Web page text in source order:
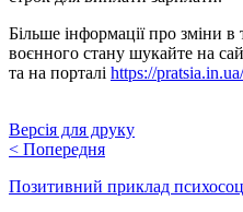
Більше інформації про зміни в
воєнного стану шукайте на
та на порталі https://pratsia.in.ua/
Версія для друку
< Попередня
Позитивний приклад